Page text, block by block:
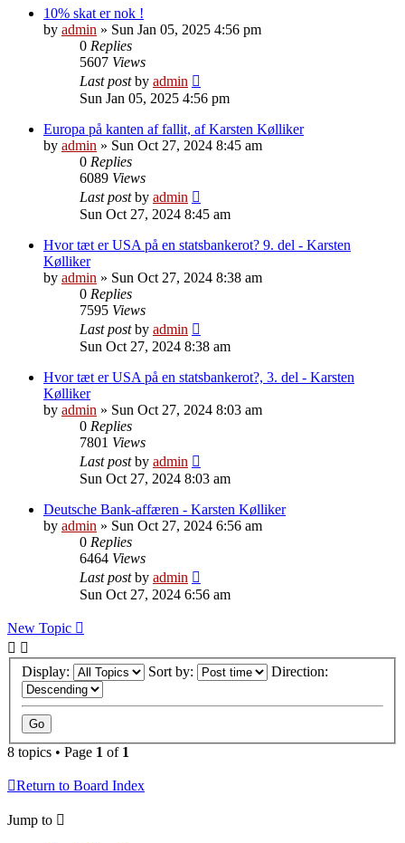
10% skat er nok !
by admin » Sun Jan 05, 2025 4:56 pm
0 Replies
5607 Views
Last postby admin
Sun Jan 05, 2025 4:56 pm
Europa på kanten af fallit, af Karsten Kølliker
by admin » Sun Oct 27, 2024 8:45 am
0 Replies
6089 Views
Last postby admin
Sun Oct 27, 2024 8:45 am
Hvor tæt er USA på en statsbankerot? 9. del - Karsten
Kølliker
by admin » Sun Oct 27, 2024 8:38 am
0 Replies
7595 Views
Last postby admin
Sun Oct 27, 2024 8:38 am
Hvor tæt er USA på en statsbankerot?, 3. del - Karsten
Kølliker
by admin » Sun Oct 27, 2024 8:03 am
0 Replies
7801 Views
Last postby admin
Sun Oct 27, 2024 8:03 am
Deutsche Bank-affæren - Karsten Kølliker
by admin » Sun Oct 27, 2024 6:56 am
0 Replies
6464 Views
Last postby admin
Sun Oct 27, 2024 6:56 am
New Topic
Display: Sort by: Direction:
8 topics • Page 1 of 1
Return to Board Index
Jump to